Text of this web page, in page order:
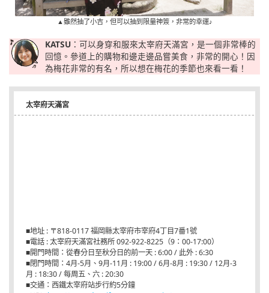
▲雖然抽了小吉，但可以抽到限量神簽，非常的幸運♪
KATSU ：可以身穿和服來太宰府天滿宮，是一個非常棒的
回憶。參道上的購物和邊走邊品嘗美食，非常的開心！因
為梅花非常的有名，所以想在梅花的季節也來看一看！
太宰府天滿宮
■地址 : 〒818-0117 福岡縣太宰府市宰府4丁目7番1號
■電話 : 太宰府天滿宮社務所 092-922-8225（9：00-17:00）
■開門時間：從春分日至秋分日的前一天 : 6:00 / 此外 : 6:30
■閉門時間：4月-5月、9月-11月 : 19:00 / 6月-8月 : 19:30 / 12月-3
月 : 18:30 / 每周五、六 : 20:30
■交通：西鐵太宰府站步行約5分鐘